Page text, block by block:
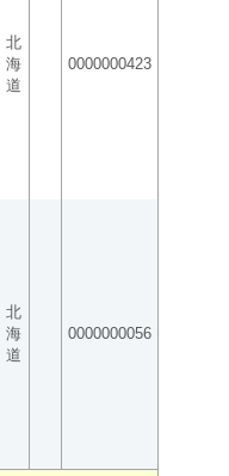
北
海
道
0000000423
北
海
道
0000000056